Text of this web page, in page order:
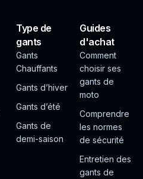
Type de
gants
Gants
Chauffants
Gants d’hiver
Gants d’été
Gants de
demi-saison
Guides
d'achat
Comment
choisir ses
gants de
moto
Comprendre
les normes
de sécurité
Entretien des
gants de